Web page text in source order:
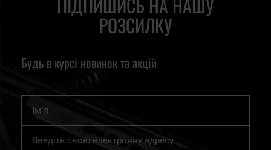
РОЗСИЛКУ
Будь в курсі новинок та акцій
Підпишіться